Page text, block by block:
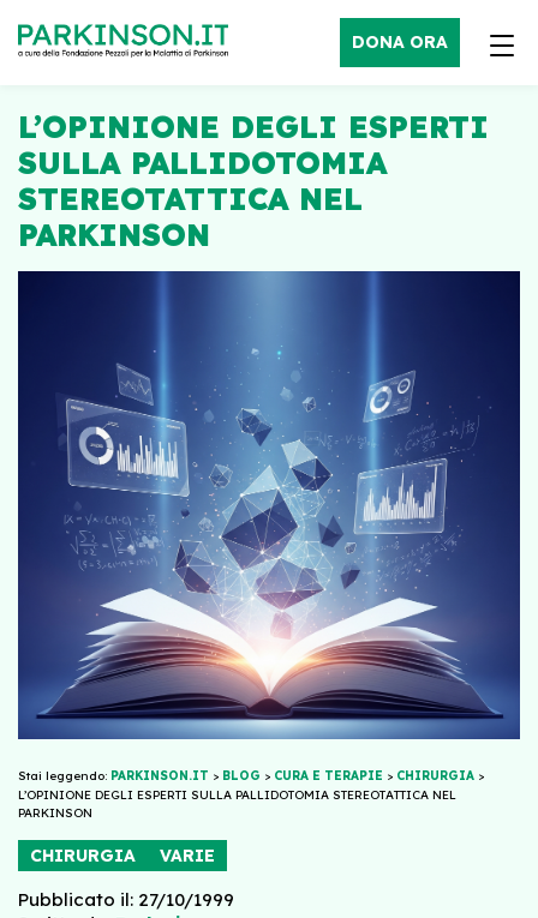
DONA ORA
L’OPINIONE DEGLI ESPERTI
SULLA PALLIDOTOMIA
STEREOTATTICA NEL
PARKINSON
Stai leggendo: PARKINSON.IT > BLOG > CURA E TERAPIE > CHIRURGIA >
L’OPINIONE DEGLI ESPERTI SULLA PALLIDOTOMIA STEREOTATTICA NEL
PARKINSON
CHIRURGIA VARIE
Pubblicato il: 27/10/1999